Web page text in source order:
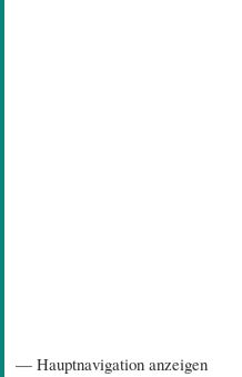
— Hauptnavigation anzeigen